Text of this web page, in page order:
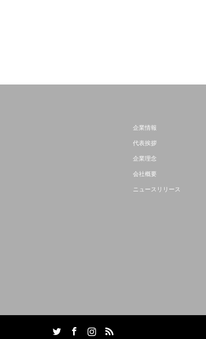
企業情報
代表挨拶
企業理念
会社概要
ニュースリリース